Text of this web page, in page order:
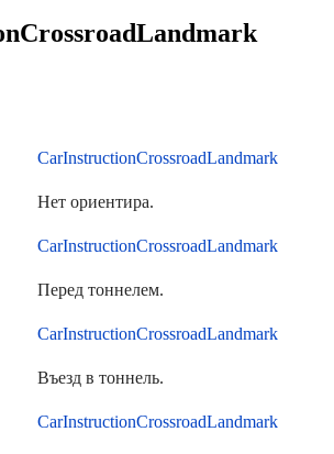
CarInstructionCrossroadLandmark
Нет ориентира.
CarInstructionCrossroadLandmark
Перед тоннелем.
CarInstructionCrossroadLandmark
Въезд в тоннель.
CarInstructionCrossroadLandmark